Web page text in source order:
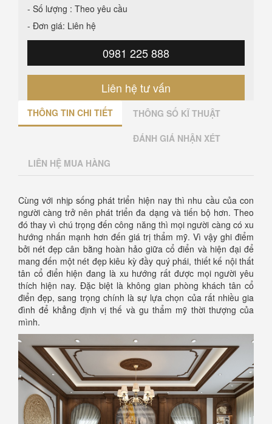
- Số lượng : Theo yêu cầu
- Đơn giá: Liên hệ
0981 225 888
Liên hệ tư vấn
THÔNG TIN CHI TIẾT THÔNG SỐ KĨ THUẬT
ĐÁNH GIÁ NHẬN XÉT
LIÊN HỆ MUA HÀNG
Cùng với nhịp sống phát triển hiện nay thì nhu cầu của con
người càng trở nên phát triển đa dạng và tiến bộ hơn. Theo
đó thay vì chú trọng đến công năng thì mọi người càng có xu
hướng nhấn mạnh hơn đến giá trị thẩm mỹ. Vì vậy ghi điểm
bởi nét đẹp cân bằng hoàn hảo giữa cổ điển và hiện đại để
mang đến một nét đẹp kiêu kỳ đầy quý phái, thiết kế nội thất
tân cổ điển hiện đang là xu hướng rất được mọi người yêu
thích hiện nay. Đặc biệt là không gian phòng khách tân cổ
điển đẹp, sang trọng chính là sự lựa chọn của rất nhiều gia
đình để khẳng định vị thế và gu thẩm mỹ thời thượng của
mình.